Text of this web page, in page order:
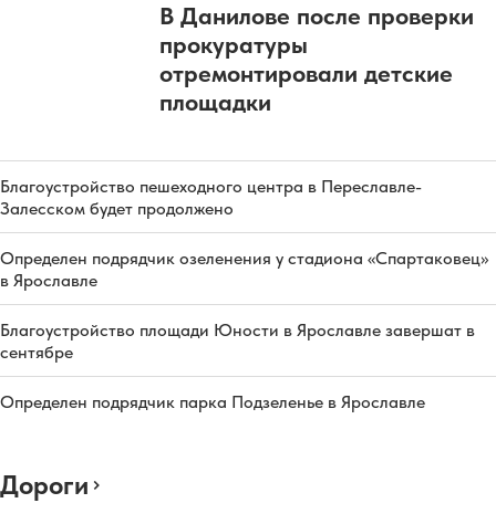
В Данилове после проверки
прокуратуры
отремонтировали детские
площадки
Благоустройство пешеходного центра в Переславле-
Залесском будет продолжено
Определен подрядчик озеленения у стадиона «Спартаковец»
в Ярославле
Благоустройство площади Юности в Ярославле завершат в
сентябре
Определен подрядчик парка Подзеленье в Ярославле
Дороги